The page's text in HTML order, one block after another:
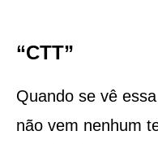
“CTT”
Quando se vê
não vem nenhum